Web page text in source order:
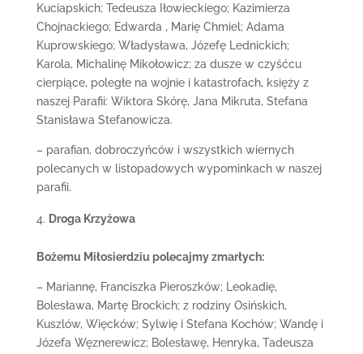
Kuciapskich; Tedeusza Iłowieckiego; Kazimierza
Chojnackiego; Edwarda , Marię Chmiel; Adama
Kuprowskiego; Władysława, Józefę Lednickich;
Karola, Michalinę Mikołowicz; za dusze w czyśćcu
cierpiące, poległe na wojnie i katastrofach, księży z
naszej Parafii: Wiktora Skórę, Jana Mikruta, Stefana
Stanisława Stefanowicza.
– parafian, dobroczyńców i wszystkich wiernych
polecanych w listopadowych wypominkach w naszej
parafii.
Droga Krzyżowa
Bożemu Miłosierdziu polecajmy zmarłych:
– Mariannę, Franciszka Pieroszków; Leokadię,
Bolesława, Martę Brockich; z rodziny Osińskich,
Kuszlów, Więcków; Sylwię i Stefana Kochów; Wandę i
Józefa Węznerewicz; Bolesławę, Henryka, Tadeusza